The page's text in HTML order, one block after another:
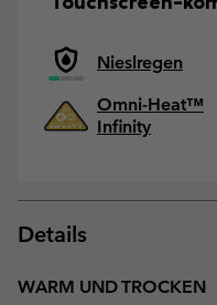
Nieslregen
Omni-Heat™
Infinity
Details
WARM UND TROCKEN